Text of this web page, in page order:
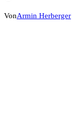
VonArmin Herberger